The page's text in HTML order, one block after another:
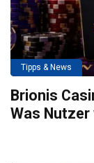
Tipps & News
Brionis
Was